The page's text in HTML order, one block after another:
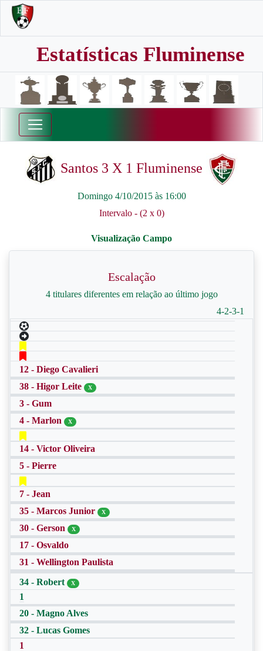
Estatísticas Fluminense
Santos 3 X 1 Fluminense
Domingo 4/10/2015 às 16:00
Intervalo - (2 x 0)
Escalação
4 titulares diferentes em relação ao último jogo
4-2-3-1
12 - Diego Cavalieri
38 - Higor Leite
X
3 - Gum
4 - Marlon
X
14 - Victor Oliveira
5 - Pierre
7 - Jean
35 - Marcos Junior
X
30 - Gerson X
17 - Osvaldo
31 - Wellington Paulista
34 - Robert
X
1
20 - Magno Alves
32 - Lucas Gomes
1